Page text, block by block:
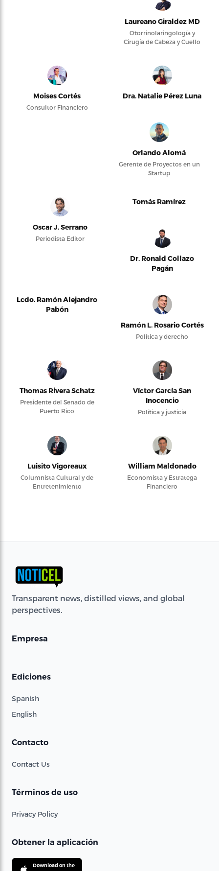
Laureano Giraldez MD
Otorrinolaringología y
Cirugía de Cabeza y Cuello
Moises Cortés
Consultor Financiero
Dra. Natalie Pérez Luna
Orlando Alomá
Gerente de Proyectos en un
Startup
Oscar J. Serrano
Periodista Editor
Tomás Ramírez
Dr. Ronald Collazo
Pagán
Lcdo. Ramón Alejandro
Pabón
Ramón L. Rosario Cortés
Política y derecho
Thomas Rivera Schatz
Presidente del Senado de
Puerto Rico
Víctor García San
Inocencio
Política y justicia
Luisito Vigoreaux
Columnista Cultural y de
Entretenimiento
William Maldonado
Economista y Estratega
Financiero
Transparent news, distilled views, and global
perspectives.
Empresa
Ediciones
Spanish
English
Contacto
Contact Us
Términos de uso
Privacy Policy
Obtener la aplicación
Download on the